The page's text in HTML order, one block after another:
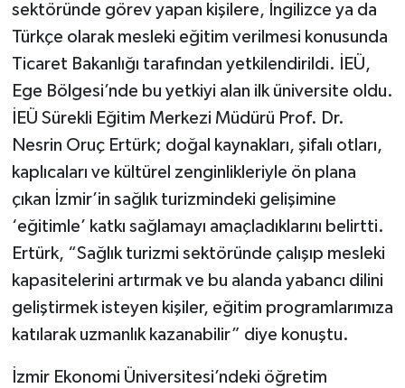
sektöründe görev yapan kişilere, İngilizce ya da
Türkçe olarak mesleki eğitim verilmesi konusunda
Ticaret Bakanlığı tarafından yetkilendirildi. İEÜ,
Ege Bölgesi’nde bu yetkiyi alan ilk üniversite oldu.
İEÜ Sürekli Eğitim Merkezi Müdürü Prof. Dr.
Nesrin Oruç Ertürk; doğal kaynakları, şifalı otları,
kaplıcaları ve kültürel zenginlikleriyle ön plana
çıkan İzmir’in sağlık turizmindeki gelişimine
‘eğitimle’ katkı sağlamayı amaçladıklarını belirtti.
Ertürk, “Sağlık turizmi sektöründe çalışıp mesleki
kapasitelerini artırmak ve bu alanda yabancı dilini
geliştirmek isteyen kişiler, eğitim programlarımıza
katılarak uzmanlık kazanabilir” diye konuştu.
İzmir Ekonomi Üniversitesi’ndeki öğretim